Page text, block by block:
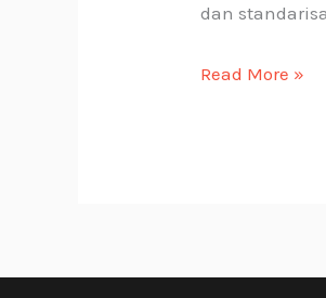
dan
Read More »